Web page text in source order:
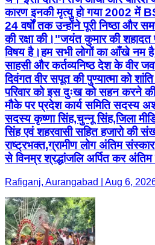
कारण इनकी मृत्यु हो गया 2002 में
24 वर्षों तक उन्होंने पूरी निष्ठा और
की रक्षा की।"जयंत कुमार की शहादत
विषय है।हम सभी लोगों का आँखे नम
साहसी और कर्तव्यनिष्ठ देश के वीर
दिवंगत वीर सपूत की पुण्यात्मा को
परिवार को इस दुःख को सहन करने
मौके पर प्रदेश कार्य समिति सदस्य
सदस्य कृष्णा सिंह,चुन्नू सिंह,जिला
सिंह एवं शहरवासी सहित हजारो की
राष्ट्रभक्त,ग्रामीण लोग अंतिम
से विनम्र श्रद्धांजलि अर्पित कर अंतिम
Rafiganj, Aurangabad | Aug 6,